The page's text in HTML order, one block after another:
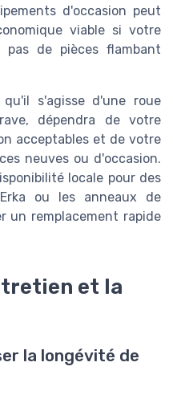
d'occasion peut
viable si votre
pas de pièces flambant
s'agisse d'une roue
dépendra de votre
acceptables et de votre
neuves ou d'occasion.
locale pour des
ou les anneaux de
un remplacement rapide
et la
la longévité de